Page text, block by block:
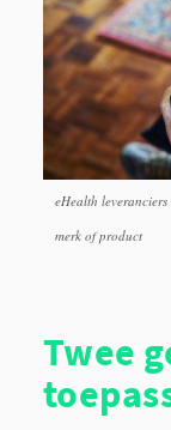
eHealth
merk of product
Twee